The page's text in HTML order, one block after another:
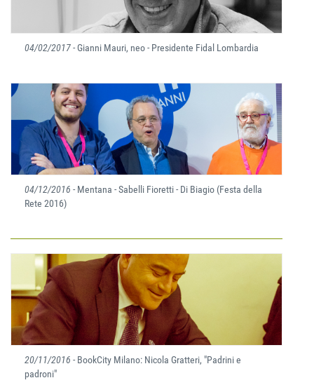
04/02/2017- Gianni Mauri, neo - Presidente Fidal Lombardia
04/12/2016 - Mentana - Sabelli Fioretti - Di Biagio (Festa della
Rete 2016)
20/11/2016 - BookCity Milano: Nicola Gratteri, "Padrini e
padroni"